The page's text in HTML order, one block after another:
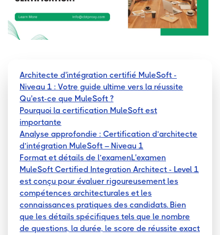
Architecte d'intégration certifié MuleSoft -
Niveau 1 : Votre guide ultime vers la réussite
Qu'est-ce que MuleSoft ?
Pourquoi la certification MuleSoft est
importante
Analyse approfondie : Certification d’architecte
d’intégration MuleSoft – Niveau 1
Format et détails de l’examenL'examen
MuleSoft Certified Integration Architect - Level 1
est conçu pour évaluer rigoureusement les
compétences architecturales et les
connaissances pratiques des candidats. Bien
que les détails spécifiques tels que le nombre
de questions, la durée, le score de réussite exact